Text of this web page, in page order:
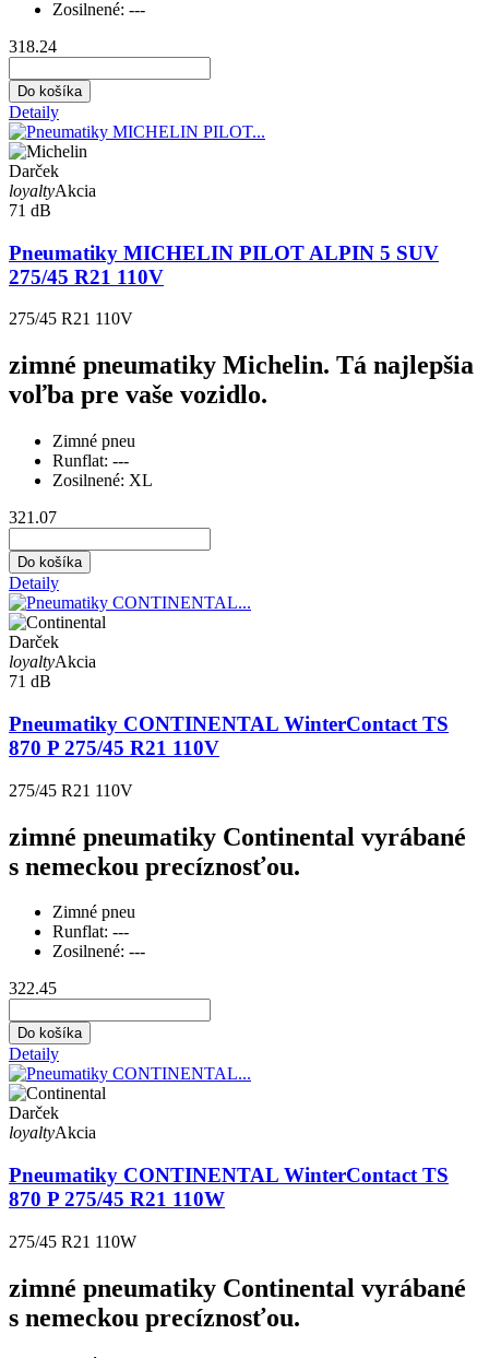
Zosilnené: ---
318.24
Do košíka
Detaily
Darček
loyaltyAkcia
71 dB
Pneumatiky MICHELIN PILOT ALPIN 5 SUV
275/45 R21 110V
275/45 R21 110V
zimné pneumatiky Michelin. Tá najlepšia
voľba pre vaše vozidlo.
Zimné pneu
Runflat: ---
Zosilnené: XL
321.07
Do košíka
Detaily
Darček
loyaltyAkcia
71 dB
Pneumatiky CONTINENTAL WinterContact TS
870 P 275/45 R21 110V
275/45 R21 110V
zimné pneumatiky Continental vyrábané
s nemeckou precíznosťou.
Zimné pneu
Runflat: ---
Zosilnené: ---
322.45
Do košíka
Detaily
Darček
loyaltyAkcia
Pneumatiky CONTINENTAL WinterContact TS
870 P 275/45 R21 110W
275/45 R21 110W
zimné pneumatiky Continental vyrábané
s nemeckou precíznosťou.